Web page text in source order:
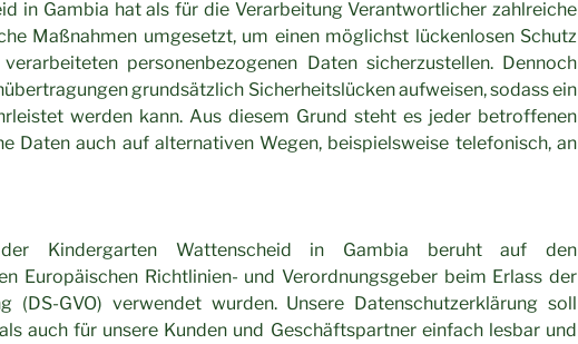
in Gambia hat als für die Verarbeitung Verantwortlicher zahlreiche
Maßnahmen umgesetzt, um einen möglichst lückenlosen Schutz
personenbezogenen Daten sicherzustellen. Dennoch
grundsätzlich Sicherheitslücken aufweisen, sodass ein
werden kann. Aus diesem Grund steht es jeder betroffenen
Daten auch auf alternativen Wegen, beispielsweise telefonisch, an
der Kindergarten Wattenscheid in Gambia beruht auf den
Europäischen Richtlinien- und Verordnungsgeber beim Erlass der
(DS-GVO) verwendet wurden. Unsere Datenschutzerklärung soll
auch für unsere Kunden und Geschäftspartner einfach lesbar und